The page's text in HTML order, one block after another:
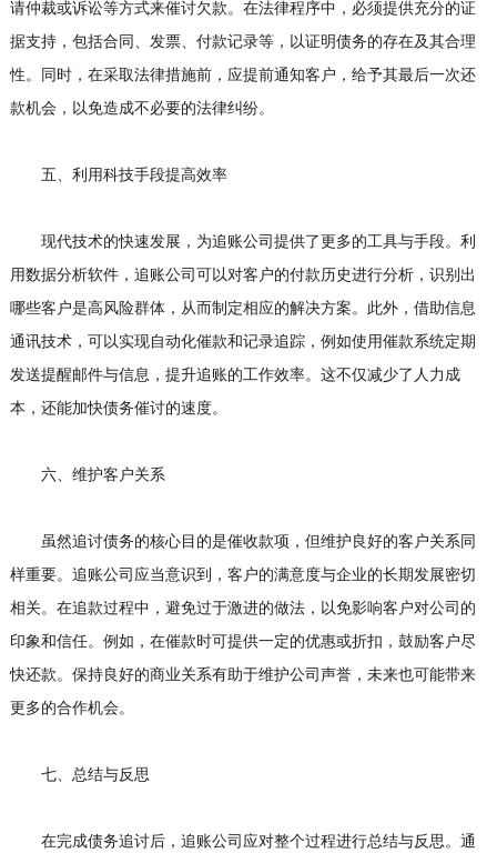
请仲裁或诉讼等方式来催讨欠款。在法律程序中，必须提供充分的证
据支持，包括合同、发票、付款记录等，以证明债务的存在及其合理
性。同时，在采取法律措施前，应提前通知客户，给予其最后一次还
款机会，以免造成不必要的法律纠纷。
五、利用科技手段提高效率
现代技术的快速发展，为追账公司提供了更多的工具与手段。利
用数据分析软件，追账公司可以对客户的付款历史进行分析，识别出
哪些客户是高风险群体，从而制定相应的解决方案。此外，借助信息
通讯技术，可以实现自动化催款和记录追踪，例如使用催款系统定期
发送提醒邮件与信息，提升追账的工作效率。这不仅减少了人力成
本，还能加快债务催讨的速度。
六、维护客户关系
虽然追讨债务的核心目的是催收款项，但维护良好的客户关系同
样重要。追账公司应当意识到，客户的满意度与企业的长期发展密切
相关。在追款过程中，避免过于激进的做法，以免影响客户对公司的
印象和信任。例如，在催款时可提供一定的优惠或折扣，鼓励客户尽
快还款。保持良好的商业关系有助于维护公司声誉，未来也可能带来
更多的合作机会。
七、总结与反思
在完成债务追讨后，追账公司应对整个过程进行总结与反思。通